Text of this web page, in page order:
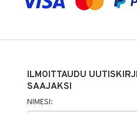
ILMOITTAUDU
SAAJAKSI
NIMESI: